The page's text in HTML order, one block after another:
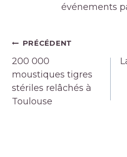
événements
Navigation
de
l’article
PRÉCÉDENT
200 000
moustiques tigres
stériles relâchés à
Toulouse